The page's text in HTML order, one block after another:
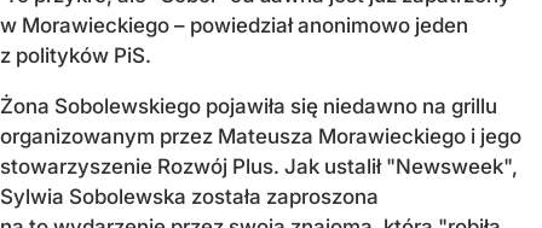
w Morawieckiego – powiedział anonimowo jeden
z polityków PiS.
Żona Sobolewskiego pojawiła się niedawno na grillu
organizowanym przez Mateusza Morawieckiego i jego
stowarzyszenie Rozwój Plus. Jak ustalił "Newsweek",
Sylwia Sobolewska została zaproszona